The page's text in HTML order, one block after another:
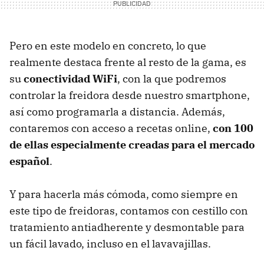
Pero en este modelo en concreto, lo que
realmente destaca frente al resto de la gama, es
suconectividad WiFi, con la que podremos
controlar la freidora desde nuestro smartphone,
así como programarla a distancia. Además,
contaremos con acceso a recetas online, con 100
de ellas especialmente creadas para el mercado
español.
Y para hacerla más cómoda, como siempre en
este tipo de freidoras, contamos con cestillo con
tratamiento antiadherente y desmontable para
un fácil lavado, incluso en el lavavajillas.